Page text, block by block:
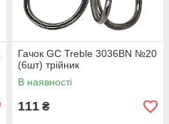
Гачок GC Treble 3036BN №20
(6шт) трійник
В наявності
111 ₴